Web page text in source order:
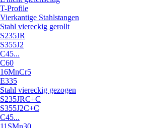
T-Profile
Vierkantige Stahlstangen
Stahl viereckig gerollt
S235JR
S355J2
C45...
C60
16MnCr5
E335
Stahl viereckig gezogen
S235JRC+C
S355J2C+C
C45...
11SMn30...